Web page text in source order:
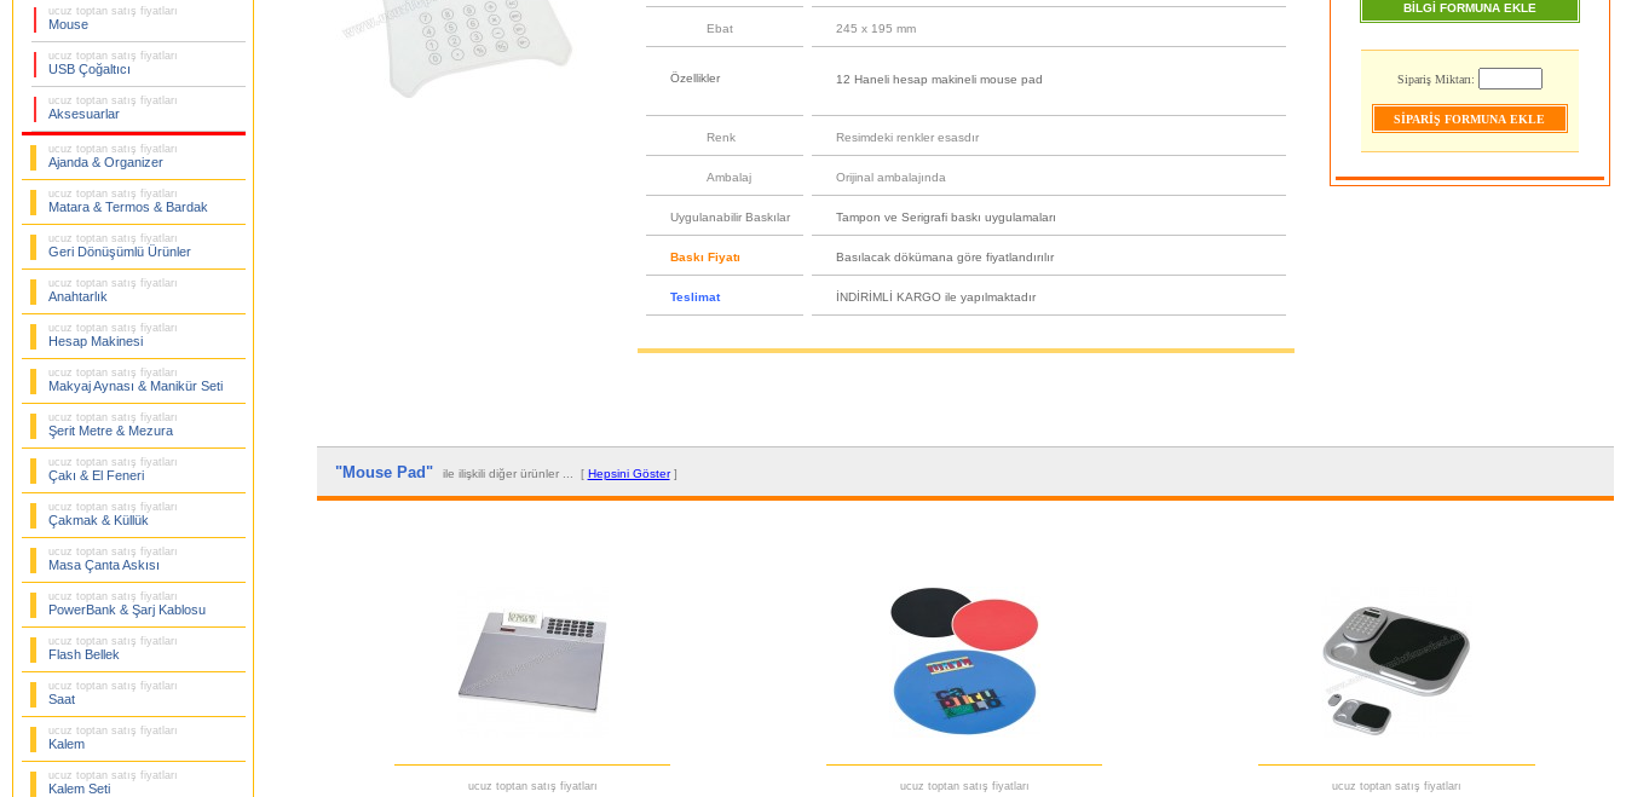
ucuz toptan satış fiyatları
Mouse
ucuz toptan satış fiyatları
USB Çoğaltıcı
ucuz toptan satış fiyatları
Aksesuarlar
ucuz toptan satış fiyatları
Ajanda & Organizer
ucuz toptan satış fiyatları
Matara & Termos & Bardak
ucuz toptan satış fiyatları
Geri Dönüşümlü Ürünler
ucuz toptan satış fiyatları
Anahtarlık
ucuz toptan satış fiyatları
Hesap Makinesi
ucuz toptan satış fiyatları
Makyaj Aynası & Manikür Seti
ucuz toptan satış fiyatları
Şerit Metre & Mezura
ucuz toptan satış fiyatları
Çakı & El Feneri
ucuz toptan satış fiyatları
Çakmak & Küllük
ucuz toptan satış fiyatları
Masa Çanta Askısı
ucuz toptan satış fiyatları
PowerBank & Şarj Kablosu
ucuz toptan satış fiyatları
Flash Bellek
ucuz toptan satış fiyatları
Saat
ucuz toptan satış fiyatları
Kalem
ucuz toptan satış fiyatları
Kalem Seti
Ebat 245 x 195 mm
Özellikler 12 Haneli hesap makineli mouse pad
Renk Resimdeki renkler esasdır
Ambalaj Orijinal ambalajında
Uygulanabilir Baskılar Tampon ve Serigrafi baskı uygulamaları
Baskı Fiyatı Basılacak dökümana göre fiyatlandırılır
Teslimat İNDİRİMLİ KARGO ile yapılmaktadır
BİLGİ FORMUNA EKLE
Sipariş Miktarı:
"Mouse Pad" ile ilişkili diğer ürünler ... [ Hepsini Göster]
ucuz toptan satış fiyatları ucuz toptan satış fiyatları ucuz toptan satış fiyatları